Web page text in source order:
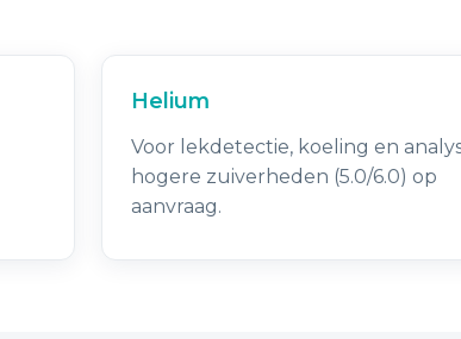
Helium
Voor lekdetectie, koeling en
hogere zuiverheden (5.0/6.0) op
aanvraag.